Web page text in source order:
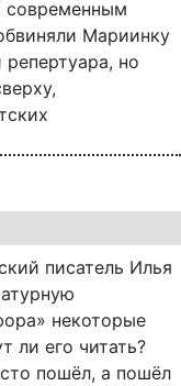
современным
Мариинку
но
писатель Илья
некоторые
ли его читать?
пошёл, а пошёл